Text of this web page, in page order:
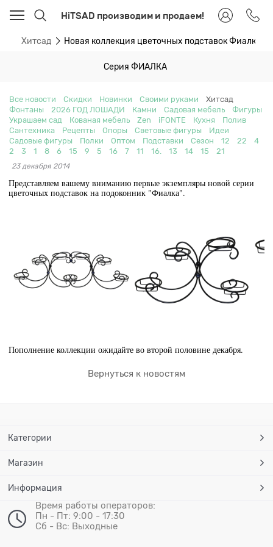
HiTSAD производим и продаем!
Хитсад Новая коллекция цветочных подставок Фиалка
Серия ФИАЛКА
Все новости Скидки Новинки Своими руками
Хитсад
Фонтаны
2026 ГОД ЛОШАДИ Камни Садовая мебель
Фигуры
Украшаем сад
Кованая мебель Zen iFONTE Кухня
Полив
Сантехника
Рецепты Опоры Световые фигуры
Идеи
Садовые фигуры
Полки Оптом Подставки Сезон 12 22
4
2
3 1 8 6 15 9 5 16 7 11 16. 13 14 15 21
23 декабря 2014
Представляем вашему вниманию первые экземпляры новой серии
цветочных подставок на подоконник "Фиалка".
Пополнение коллекции ожидайте во второй половине декабря.
Вернуться к новостям
Категории
Магазин
Информация
Время работы операторов:
Пн - Пт: 9:00 - 17:30
Сб - Вс: Выходные